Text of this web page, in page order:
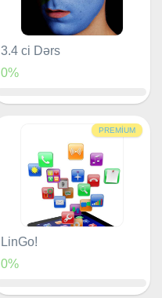
3.4 ci Dərs
0%
PREMIUM
LinGo!
0%